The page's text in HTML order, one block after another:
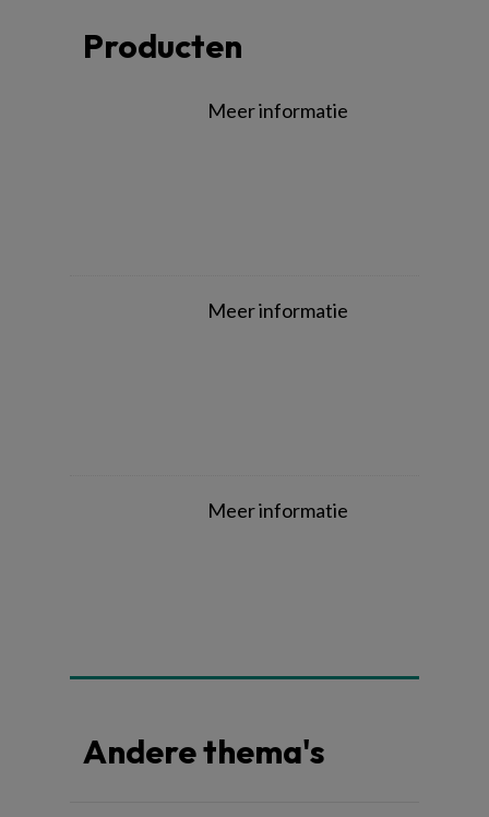
Producten
Meer informatie
Meer informatie
Meer informatie
Andere thema's